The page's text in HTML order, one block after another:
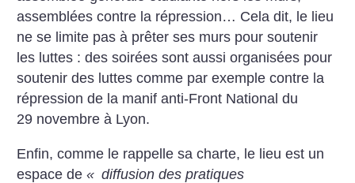
assemblées contre la répression… Cela dit, le lieu
ne se limite pas à prêter ses murs pour soutenir
les luttes : des soirées sont aussi organisées pour
soutenir des luttes comme par exemple contre la
répression de la manif anti-Front National du
29 novembre à Lyon.
Enfin, comme le rappelle sa charte, le lieu est un
espace de« diffusion des pratiques